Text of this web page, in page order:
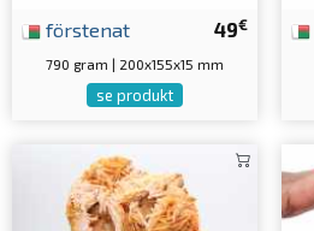
49€
förstenat
790 gram | 200x155x15 mm
se produkt